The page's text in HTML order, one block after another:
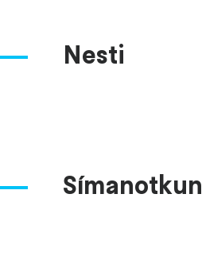
Nesti
Símanotkun